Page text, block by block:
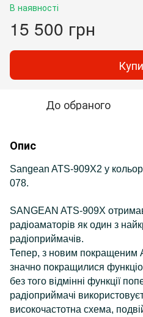
В наявності
15 500 грн
До обраного
Опис
Sangean ATS-909X2 у
078.
SANGEAN ATS-909X
радіоаматорів як один з
радіоприймачів.
Тепер, з новим покращеним
значно покращилися
без того відмінні функції
радіоприймачі
високочастотна схема,